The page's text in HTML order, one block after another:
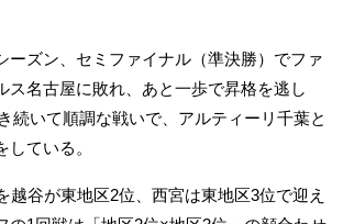
ズン、セミファイナル（準決勝）でファ
ス名古屋に敗れ、あと一歩で昇格を逃し
続いて順調な戦いで、アルティーリ千葉と
ている。
谷が東地区2位、西宮は東地区3位で迎え